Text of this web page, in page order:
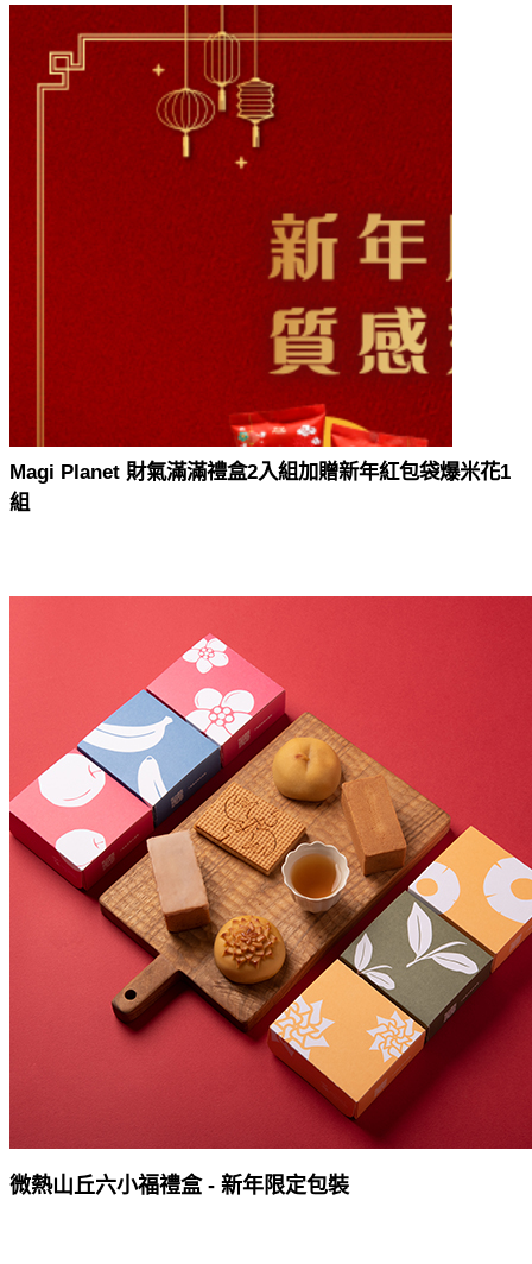
Magi Planet 財氣滿滿禮盒2入組加贈新年紅包袋爆米花1
組
微熱山丘六小福禮盒 - 新年限定包裝